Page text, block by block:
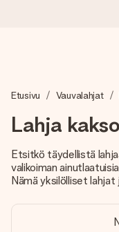
Valmistamme lahjasi
merkitystä.
4,8 (+15 000
Lahjamme
Etusivu Vauvalahjat
Lahja
Etsitkö täydellistä
valikoiman
Nämä yksilölliset